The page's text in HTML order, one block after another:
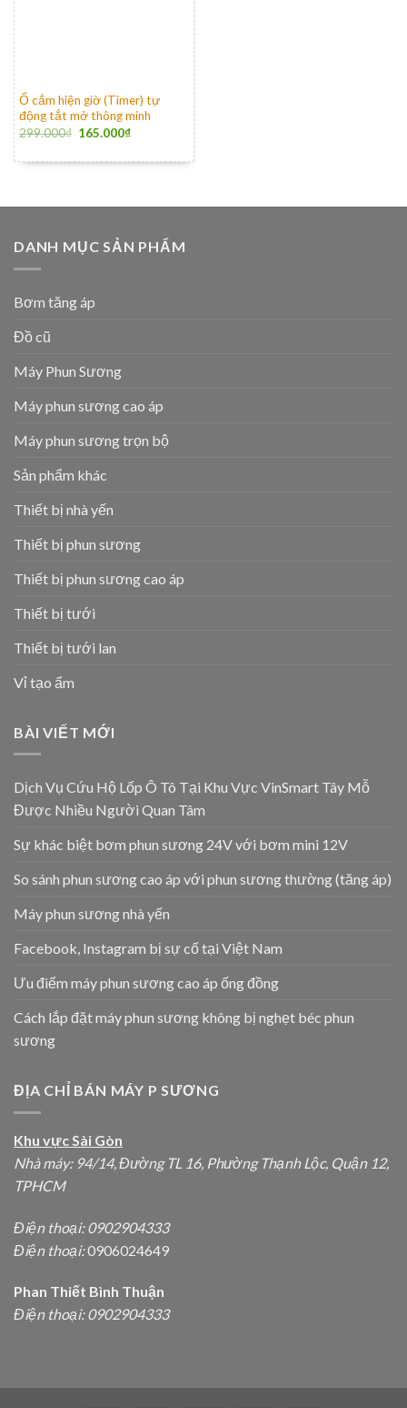
Ổ cắm hiện giờ (Timer) tự
động tắt mở thông minh
299.000₫ 165.000₫
DANH MỤC SẢN PHẨM
Bơm tăng áp
Đồ cũ
Máy Phun Sương
Máy phun sương cao áp
Máy phun sương trọn bộ
Sản phẩm khác
Thiết bị nhà yến
Thiết bị phun sương
Thiết bị phun sương cao áp
Thiết bị tưới
Thiết bị tưới lan
Vỉ tạo ẩm
BÀI VIẾT MỚI
Dịch Vụ Cứu Hộ Lốp Ô Tô Tại Khu Vực VinSmart Tây Mỗ
Được Nhiều Người Quan Tâm
Sự khác biệt bơm phun sương 24V với bơm mini 12V
So sánh phun sương cao áp với phun sương thường (tăng áp)
Máy phun sương nhà yến
Facebook, Instagram bị sự cố tại Việt Nam
Ưu điểm máy phun sương cao áp ống đồng
Cách lắp đặt máy phun sương không bị nghẹt béc phun
sương
ĐỊA CHỈ BÁN MÁY P SƯƠNG
Khu vực Sài Gòn
Nhà máy: 94/14, Đường TL 16, Phường Thạnh Lộc, Quận 12,
TPHCM
Điện thoại:0902904333
Điện thoại:0906024649
Phan Thiết Bình Thuận
Điện thoại: 0902904333